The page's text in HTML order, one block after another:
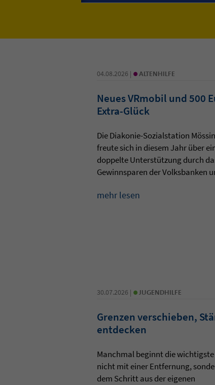
04.08.2026 | • ALTENHILFE
Neues VRmobil und 500
Extra-Glück
Die Diakonie-Sozialstation
freute sich in diesem Jahr über
doppelte Unterstützung durch
Gewinnsparen der Volksbanken
mehr lesen
30.07.2026 | • JUGENDHILFE
Grenzen verschieben,
entdecken
Manchmal beginnt die wichtigste
nicht mit einer Entfernung,
dem Schritt aus der eigenen